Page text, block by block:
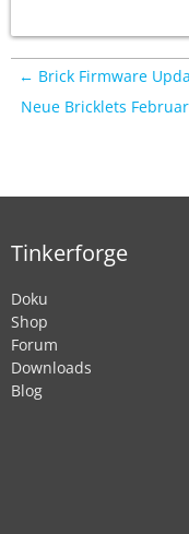
← Brick Firmware
Neue Bricklets
Tinkerforge
Doku
Shop
Forum
Downloads
Blog